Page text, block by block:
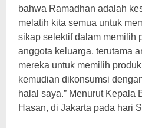
bahwa Ramadhan adalah
melatih kita semua untuk
sikap selektif dalam memilih
anggota keluarga, terutama
mereka untuk memilih
kemudian dikonsumsi
halal saya.” Menurut Kepala
Hasan, di Jakarta pada hari